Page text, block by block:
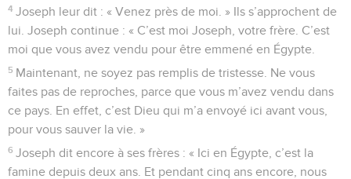
4 Joseph leur dit : « Venez près de moi. » Ils s’approchent de
lui. Joseph continue : « C’est moi Joseph, votre frère. C’est
moi que vous avez vendu pour être emmené en Égypte.
5 Maintenant, ne soyez pas remplis de tristesse. Ne vous
faites pas de reproches, parce que vous m’avez vendu dans
ce pays. En effet, c’est Dieu qui m’a envoyé ici avant vous,
pour vous sauver la vie. »
6 Joseph dit encore à ses frères : « Ici en Égypte, c’est la
famine depuis deux ans. Et pendant cinq ans encore, nous